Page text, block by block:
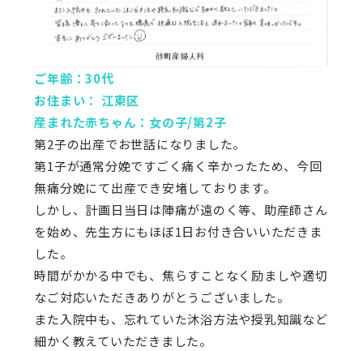
ご年齢：30代
お住まい： 江東区
産まれた赤ちゃん：女の子/第2子
第2子の出産でお世話になりました。
第1子が通常分娩ですごく痛く辛かったため、今回
無痛分娩にて出産でき安堵しております。
しかし、計画日当日は陣痛が遠のく等、助産師さん
を始め、先生方にもほぼ1日お付き合いいただきま
した。
時間がかかる中でも、焦らすことなく励ましや適切
なご対応いただきありがとうございました。
また入院中も、忘れていた沐浴方法や授乳知識など
細かく教えていただきました。